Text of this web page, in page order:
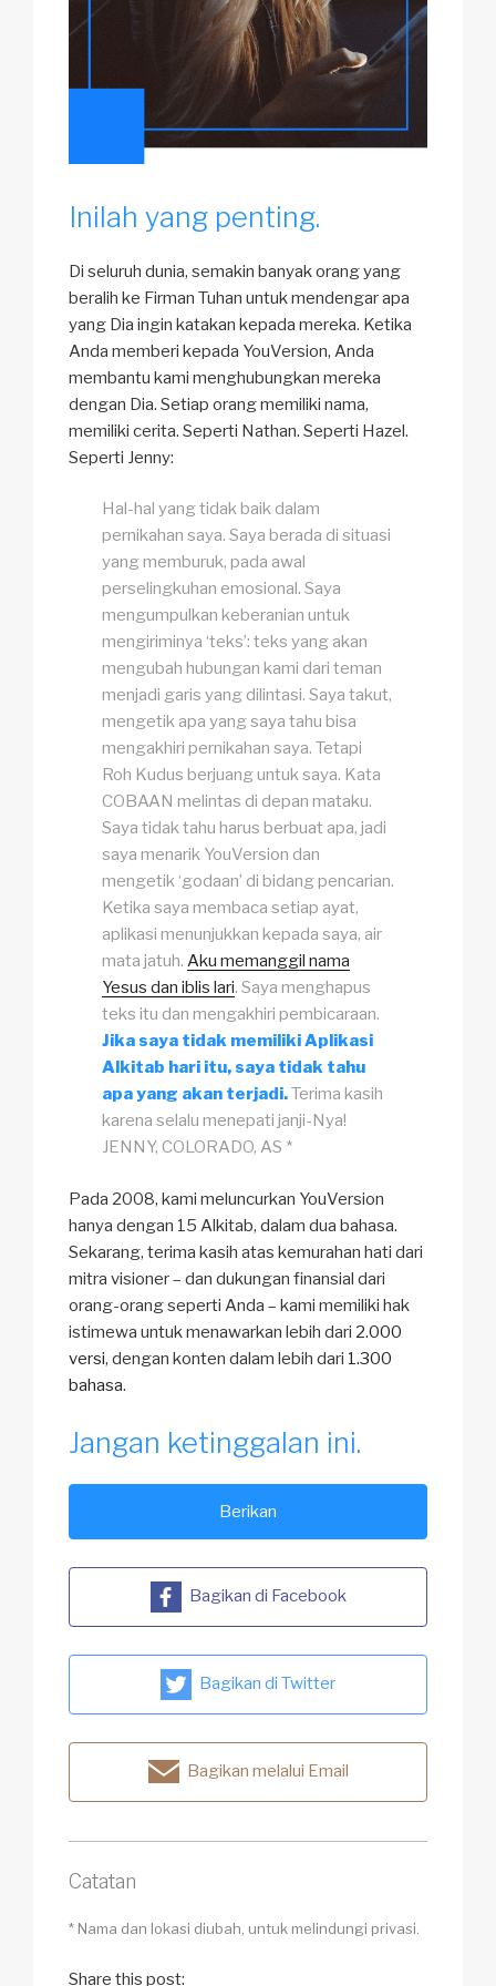
Inilah yang penting.
Di seluruh dunia, semakin banyak orang yang
beralih ke Firman Tuhan untuk mendengar apa
yang Dia ingin katakan kepada mereka. Ketika
Anda memberi kepada YouVersion, Anda
membantu kami menghubungkan mereka
dengan Dia. Setiap orang memiliki nama,
memiliki cerita. Seperti Nathan. Seperti Hazel.
Seperti Jenny:
Hal-hal yang tidak baik dalam
pernikahan saya. Saya berada di situasi
yang memburuk, pada awal
perselingkuhan emosional. Saya
mengumpulkan keberanian untuk
mengiriminya ‘teks’: teks yang akan
mengubah hubungan kami dari teman
menjadi garis yang dilintasi. Saya takut,
mengetik apa yang saya tahu bisa
mengakhiri pernikahan saya. Tetapi
Roh Kudus berjuang untuk saya. Kata
COBAAN melintas di depan mataku.
Saya tidak tahu harus berbuat apa, jadi
saya menarik YouVersion dan
mengetik ‘godaan’ di bidang pencarian.
Ketika saya membaca setiap ayat,
aplikasi menunjukkan kepada saya, air
mata jatuh. Aku memanggil nama
Yesus dan iblis lari. Saya menghapus
teks itu dan mengakhiri pembicaraan.
Jika saya tidak memilikiAplikasi
Alkitab hari itu, saya tidak tahu
apa yang akan terjadi.Terima kasih
karena selalu menepati janji-Nya!
JENNY, COLORADO, AS *
Pada 2008, kami meluncurkan YouVersion
hanya dengan 15 Alkitab, dalam dua bahasa.
Sekarang, terima kasih atas kemurahan hati dari
mitra visioner – dan dukungan finansial dari
orang-orang seperti Anda – kami memiliki hak
istimewa untuk menawarkan lebih dari 2.000
versi, dengan konten dalam lebih dari 1.300
bahasa.
Jangan ketinggalan ini.
Berikan
Bagikan di Facebook
Bagikan di Twitter
Bagikan melalui Email
Catatan
* Nama dan lokasi diubah, untuk melindungi privasi.
Share this post: